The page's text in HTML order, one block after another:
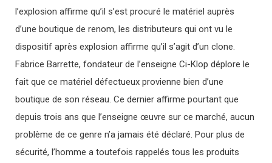
l’explosion affirme qu’il s’est procuré le matériel auprès
d’une boutique de renom, les distributeurs qui ont vu le
dispositif après explosion affirme qu’il s’agit d’un clone.
Fabrice Barrette, fondateur de l’enseigne Ci-Klop déplore le
fait que ce matériel défectueux provienne bien d’une
boutique de son réseau. Ce dernier affirme pourtant que
depuis trois ans que l’enseigne œuvre sur ce marché, aucun
problème de ce genre n’a jamais été déclaré. Pour plus de
sécurité, l’homme a toutefois rappelés tous les produits